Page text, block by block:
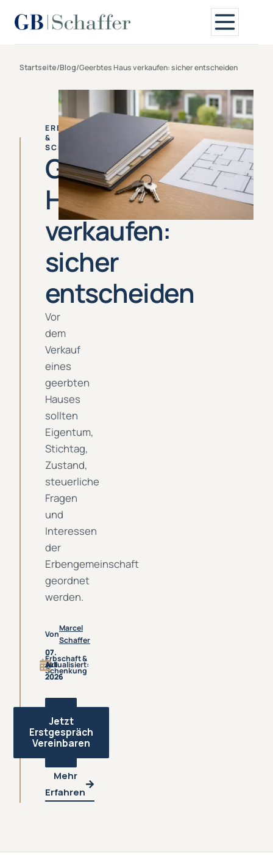
Startseite/Blog/Geerbtes Haus verkaufen: sicher entscheiden
ERBSCHAFT
&
SCHENKUNG
Geerbtes
Haus
verkaufen:
sicher
entscheiden
Vor
dem
Verkauf
eines
geerbten
Hauses
sollten
Eigentum,
Stichtag,
Zustand,
steuerliche
Fragen
und
Interessen
der
Erbengemeinschaft
geordnet
werden.
Von
Marcel
Schaffer
Erbschaft &
Schenkung
07.
Juli
2026
Aktualisiert:
07.
Juli
2026
Jetzt
Erstgespräch
Vereinbaren
Mehr
Erfahren